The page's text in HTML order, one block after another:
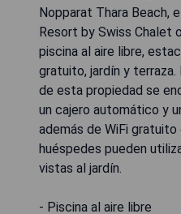
Nopparat Thara Beach,
Resort by Swiss Chalet
piscina al aire libre,
gratuito, jardín y
de esta propiedad se
un cajero automático y
además de WiFi
huéspedes pueden
vistas al jardín.
- Piscina al aire libre